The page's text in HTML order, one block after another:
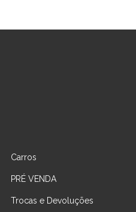
Carros
PRÉ VENDA
Trocas e Devoluções